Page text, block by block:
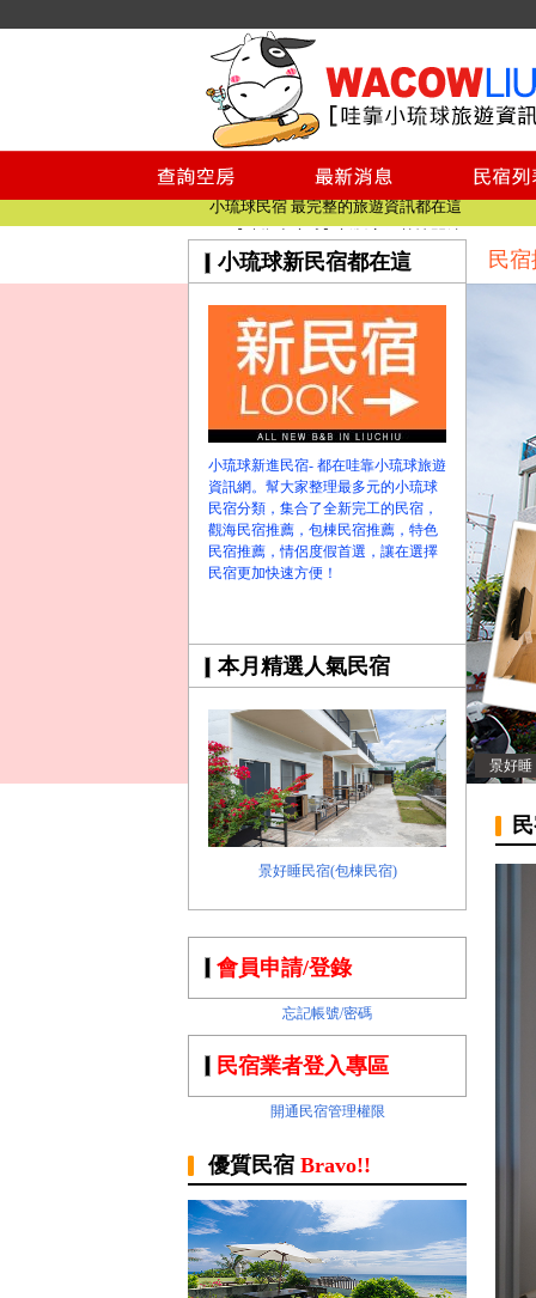
小琉球民宿空房
小琉球民宿
小琉球民宿推薦
【小琉球民宿特約】東港停車場!!看這邊
小琉球民宿 最完整的旅遊資訊都在這
【哇靠小琉球】新版官網熱情開站
【哇靠小琉球粉絲團】即時動態!!
小琉球民宿空房
小琉球民宿
小琉球民宿推薦
【小琉球民宿特約】東港停車場!!看這邊
小琉球民宿 最完整的旅遊資訊都在這
【哇靠小琉球】新版官網熱情開站
【哇靠小琉球粉絲團】即時動態!!
小琉球新民宿都在這
小琉球新進民宿- 都在哇靠小琉球旅遊
資訊網。幫大家整理最多元的小琉球
民宿分類，集合了全新完工的民宿，
觀海民宿推薦，包棟民宿推薦，特色
民宿推薦，情侶度假首選，讓在選擇
民宿更加快速方便！
本月精選人氣民宿
景好睡民宿(包棟民宿)
景好睡
民
會員申請/登錄
忘記帳號/密碼
民宿業者登入專區
開通民宿管理權限
優質民宿 Bravo!!